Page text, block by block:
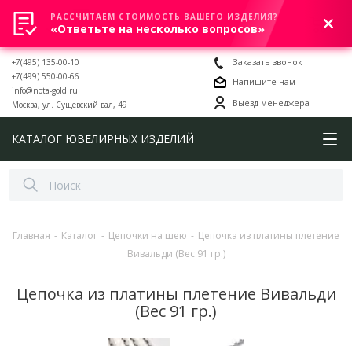
0
+7(495) 135-00-10
+7(499) 550-00-66
info@nota-gold.ru
Москва, ул. Сущевский вал, 49
Заказать звонок
Напишите нам
Выезд менеджера
КАТАЛОГ ЮВЕЛИРНЫХ ИЗДЕЛИЙ
Главная - Каталог - Цепочки на шею - Цепочка из платины плетение
Вивальди (Вес 91 гр.)
Цепочка из платины плетение Вивальди
(Вес 91 гр.)
РАССЧИТАЕМ СТОИМОСТЬ ВАШЕГО ИЗДЕЛИЯ?
«Ответьте на несколько вопросов»